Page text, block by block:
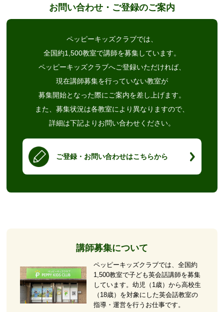
お問い合わせ・ご登録のご案内
ペッピーキッズクラブでは、
全国約1,500教室で講師を募集しています。
ペッピーキッズクラブへご登録いただければ、
現在講師募集を行っていない教室が
募集開始となった際にご案内を差し上げます。
また、募集状況は各教室により異なりますので、
詳細は下記よりお問い合わせください。
ご登録・お問い合わせはこちらから
講師募集について
ペッピーキッズクラブでは、全国約
1,500教室で子ども英会話講師を募集
しています。幼児（1歳）から高校生
（18歳）を対象にした英会話教室の
指導・運営を行うお仕事です。